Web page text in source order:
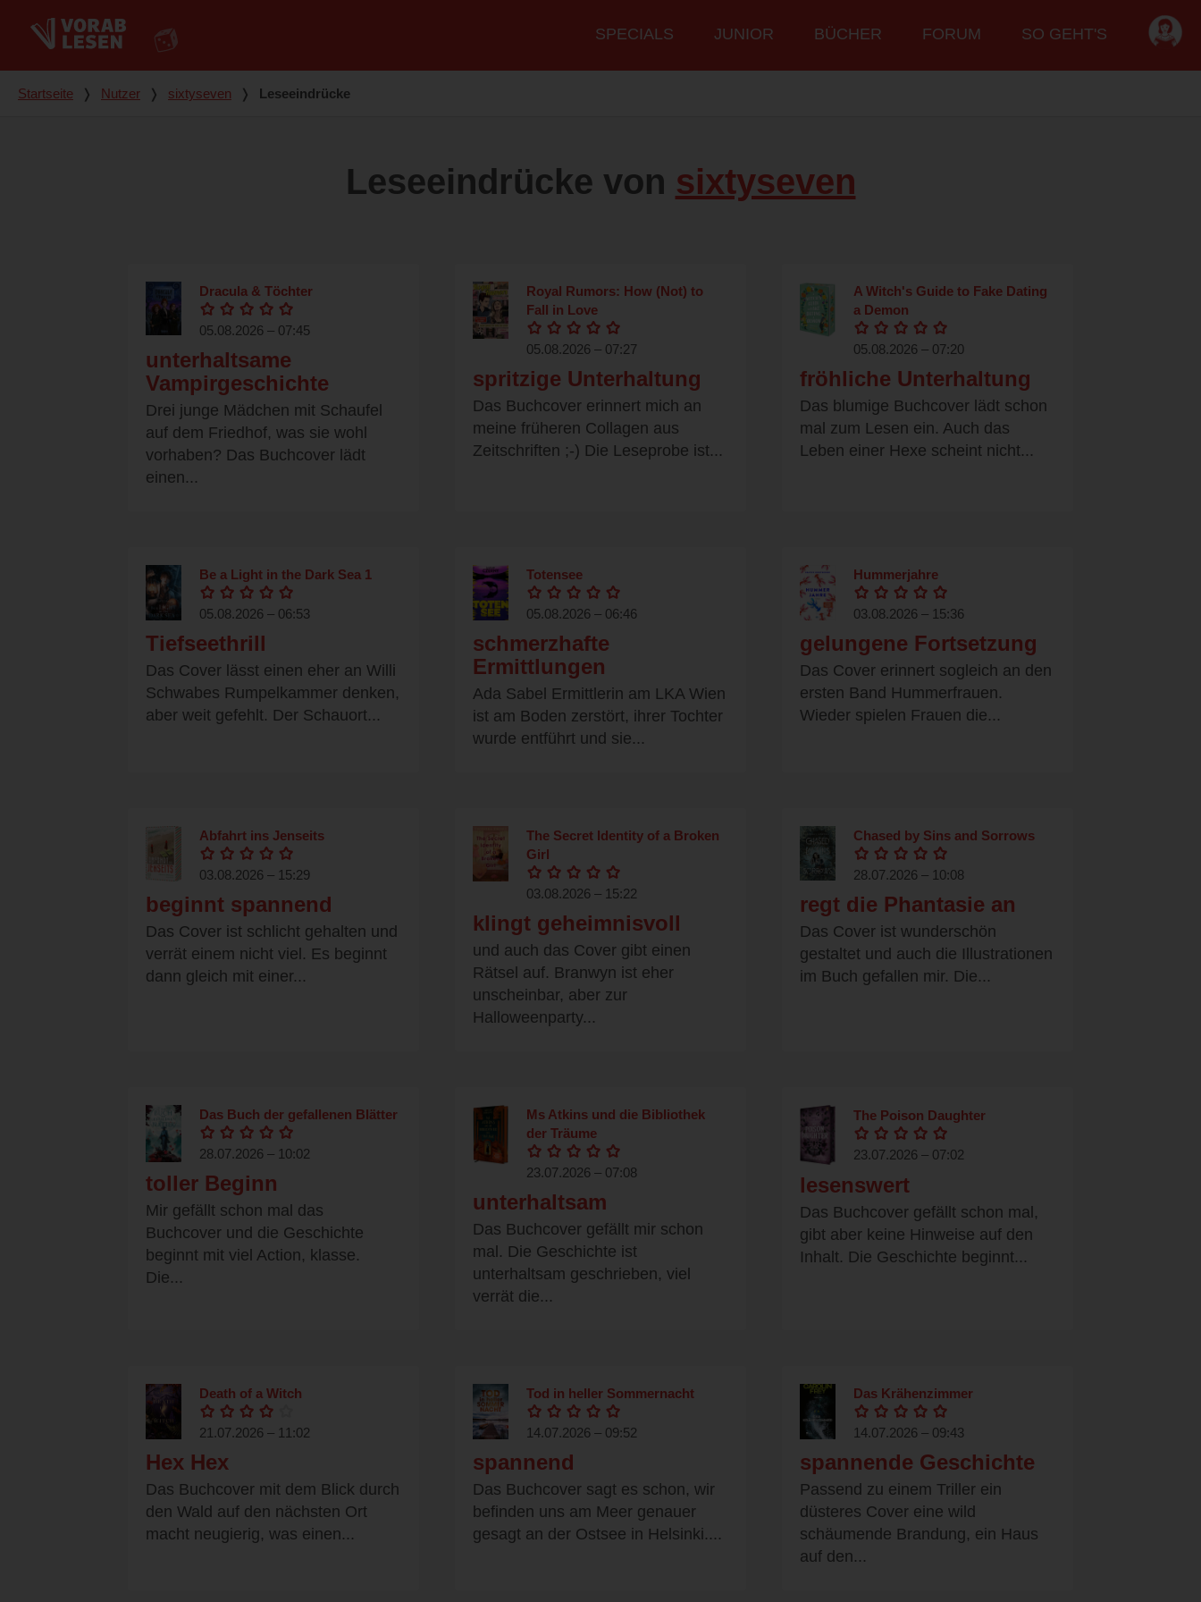
Hauptmenü
SPECIALS JUNIOR BÜCHER FORUM SO GEHT'S
Du bist hier
Startseite ❭ Nutzer ❭ sixtyseven ❭ Leseeindrücke
Leseeindrücke von sixtyseven
Dracula & Töchter
05.08.2026 – 07:45
unterhaltsame
Vampirgeschichte
Drei junge Mädchen mit Schaufel
auf dem Friedhof, was sie wohl
vorhaben? Das Buchcover lädt
einen...
Royal Rumors: How (Not) to
Fall in Love
05.08.2026 – 07:27
spritzige Unterhaltung
Das Buchcover erinnert mich an
meine früheren Collagen aus
Zeitschriften ;-) Die Leseprobe ist...
A Witch's Guide to Fake Dating
a Demon
05.08.2026 – 07:20
fröhliche Unterhaltung
Das blumige Buchcover lädt schon
mal zum Lesen ein. Auch das
Leben einer Hexe scheint nicht...
Be a Light in the Dark Sea 1
05.08.2026 – 06:53
Tiefseethrill
Das Cover lässt einen eher an Willi
Schwabes Rumpelkammer denken,
aber weit gefehlt. Der Schauort...
Totensee
05.08.2026 – 06:46
schmerzhafte
Ermittlungen
Ada Sabel Ermittlerin am LKA Wien
ist am Boden zerstört, ihrer Tochter
wurde entführt und sie...
Hummerjahre
03.08.2026 – 15:36
gelungene Fortsetzung
Das Cover erinnert sogleich an den
ersten Band Hummerfrauen.
Wieder spielen Frauen die...
Abfahrt ins Jenseits
03.08.2026 – 15:29
beginnt spannend
Das Cover ist schlicht gehalten und
verrät einem nicht viel. Es beginnt
dann gleich mit einer...
The Secret Identity of a Broken
Girl
03.08.2026 – 15:22
klingt geheimnisvoll
und auch das Cover gibt einen
Rätsel auf. Branwyn ist eher
unscheinbar, aber zur
Halloweenparty...
Chased by Sins and Sorrows
28.07.2026 – 10:08
regt die Phantasie an
Das Cover ist wunderschön
gestaltet und auch die Illustrationen
im Buch gefallen mir. Die...
Das Buch der gefallenen Blätter
28.07.2026 – 10:02
toller Beginn
Mir gefällt schon mal das
Buchcover und die Geschichte
beginnt mit viel Action, klasse.
Die...
Ms Atkins und die Bibliothek
der Träume
23.07.2026 – 07:08
unterhaltsam
Das Buchcover gefällt mir schon
mal. Die Geschichte ist
unterhaltsam geschrieben, viel
verrät die...
The Poison Daughter
23.07.2026 – 07:02
lesenswert
Das Buchcover gefällt schon mal,
gibt aber keine Hinweise auf den
Inhalt. Die Geschichte beginnt...
Death of a Witch
21.07.2026 – 11:02
Hex Hex
Das Buchcover mit dem Blick durch
den Wald auf den nächsten Ort
macht neugierig, was einen...
Tod in heller Sommernacht
14.07.2026 – 09:52
spannend
Das Buchcover sagt es schon, wir
befinden uns am Meer genauer
gesagt an der Ostsee in Helsinki....
Das Krähenzimmer
14.07.2026 – 09:43
spannende Geschichte
Passend zu einem Triller ein
düsteres Cover eine wild
schäumende Brandung, ein Haus
auf den...